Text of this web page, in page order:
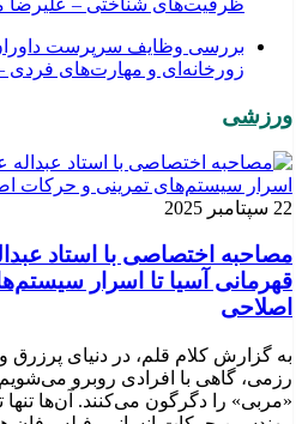
ظرفیت‌های شناختی – علیرضا
بررسی وظايف سرپرست
زورخانه‌ای و مهارت‌های فردی
ورزشی
22 سپتامبر 2025
مصاحبه اختصاصی با استاد
قهرمانی آسیا تا اسرار
اصلاحی
به گزارش کلام قلم، در دنیای
رزمی، گاهی با افرادی روبرو
«مربی» را دگرگون می‌کنند. آن‌ها تنها